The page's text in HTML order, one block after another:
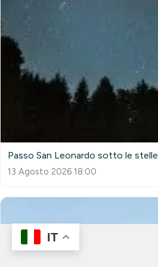
Passo San Leonardo sotto le stelle
13 Agosto 2026 18:00
IT